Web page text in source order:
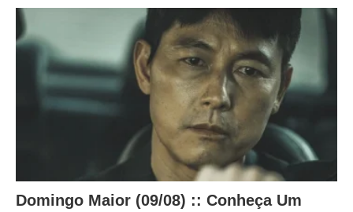
o
n
b
Domingo Maior (09/08) :: Conheça Um